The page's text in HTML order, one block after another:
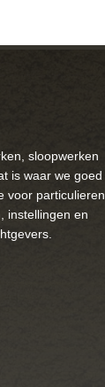
sloopwerken
is waar we goed
voor particulieren,
instellingen en